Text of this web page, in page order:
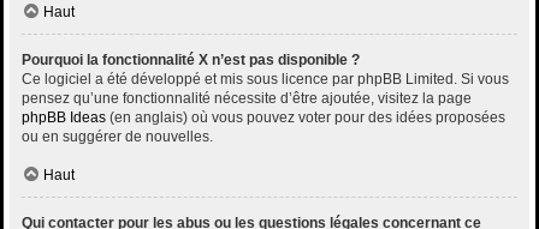
Haut
Pourquoi la fonctionnalité X n’est pas disponible ?
Ce logiciel a été développé et mis sous licence par phpBB Limited. Si vous
pensez qu’une fonctionnalité nécessite d’être ajoutée, visitez la page
phpBB Ideas (en anglais) où vous pouvez voter pour des idées proposées
ou en suggérer de nouvelles.
Haut
Qui contacter pour les abus ou les questions légales concernant ce